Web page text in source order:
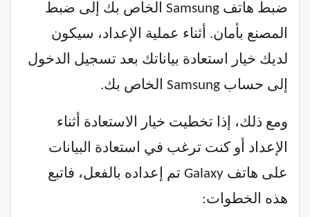
ضبط هاتف Samsung الخاص بك إلى ضبط
المصنع بأمان. أثناء عملية الإعداد، سيكون
لديك خيار استعادة بياناتك بعد تسجيل الدخول
إلى حساب Samsung الخاص بك.
ومع ذلك، إذا تخطيت خيار الاستعادة أثناء
الإعداد أو كنت ترغب في استعادة البيانات
على هاتف Galaxy تم إعداده بالفعل، فاتبع
هذه الخطوات: